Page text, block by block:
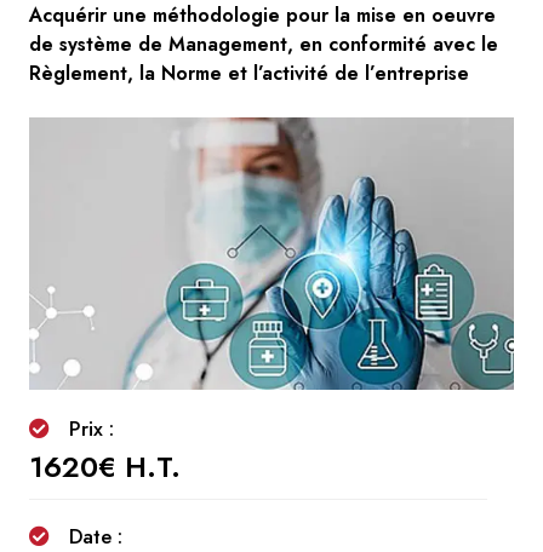
Acquérir une méthodologie pour la mise en oeuvre
de système de Management, en conformité avec le
Règlement, la Norme et l’activité de l’entreprise
Prix :
1620€ H.T.
Date :